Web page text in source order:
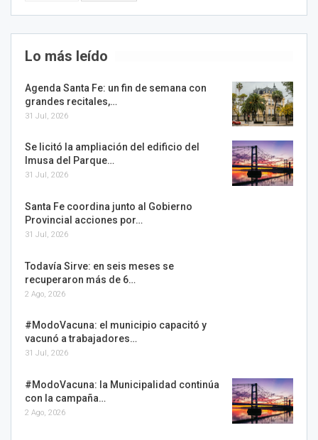
Lo más leído
Agenda Santa Fe: un fin de semana con
grandes recitales,…
31 Jul, 2026
Se licitó la ampliación del edificio del
Imusa del Parque…
31 Jul, 2026
Santa Fe coordina junto al Gobierno
Provincial acciones por…
31 Jul, 2026
Todavía Sirve: en seis meses se
recuperaron más de 6…
2 Ago, 2026
#ModoVacuna: el municipio capacitó y
vacunó a trabajadores…
31 Jul, 2026
#ModoVacuna: la Municipalidad continúa
con la campaña…
2 Ago, 2026